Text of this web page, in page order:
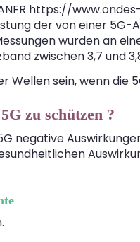
https://
der von einer
wurden an
zwischen 3,7 und
Wellen sein, wenn die
zu schützen ?
negative